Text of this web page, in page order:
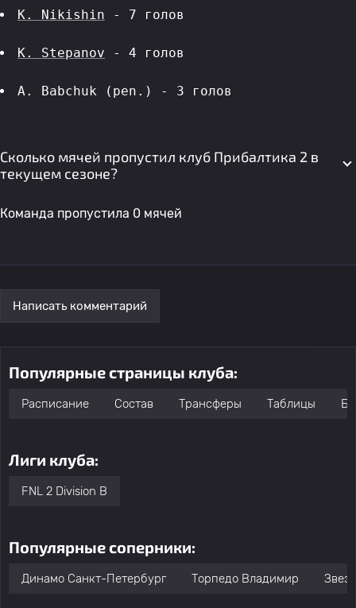
K. Nikishin - 7 голов
K. Stepanov - 4 голов
A. Babchuk (pen.) - 3 голов
Сколько мячей пропустил клуб Прибалтика 2 в
текущем сезоне?
Команда пропустила 0 мячей
Написать комментарий
Популярные страницы клуба:
Расписание Состав Трансферы Таблицы
Лиги клуба:
FNL 2 Division B
Популярные соперники:
Динамо Санкт-Петербург Торпедо Владимир